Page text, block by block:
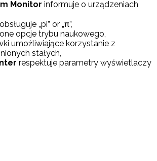
Monitor informuje o urządzeniach
obsługuje „pi” or „π”,
opcje trybu naukowego,
umożliwiające korzystanie z
stałych,
respektuje parametry wyświetlaczy